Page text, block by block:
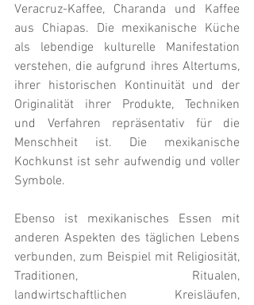
Veracruz-Kaffee, Charanda und Kaffee
aus Chiapas. Die mexikanische Küche
als lebendige kulturelle Manifestation
verstehen, die aufgrund ihres Altertums,
ihrer historischen Kontinuität und der
Originalität ihrer Produkte, Techniken
und Verfahren repräsentativ für die
Menschheit ist. Die mexikanische
Kochkunst ist sehr aufwendig und voller
Symbole.
Ebenso ist mexikanisches Essen mit
anderen Aspekten des täglichen Lebens
verbunden, zum Beispiel mit Religiosität,
Traditionen, Ritualen,
landwirtschaftlichen Kreisläufen,